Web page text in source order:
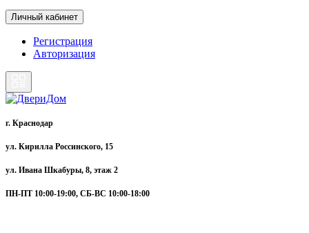
Личный кабинет
Регистрация
Авторизация
г. Краснодар
ул. Кирилла Россинского, 15
ул. Ивана Шкабуры, 8, этаж 2
ПН-ПТ 10:00-19:00, СБ-ВС 10:00-18:00